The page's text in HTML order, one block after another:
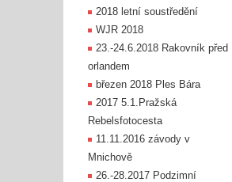
2018 letní soustředění
WJR 2018
23.-24.6.2018 Rakovník před
orlandem
březen 2018 Ples Bára
2017 5.1.Pražská
Rebelsfotocesta
11.11.2016 závody v
Mnichově
26.-28.2017 Podzimní